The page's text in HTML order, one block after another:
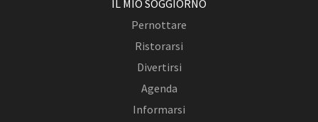
IL MIO SOGGIORNO
Pernottare
Ristorarsi
Divertirsi
Agenda
Informarsi